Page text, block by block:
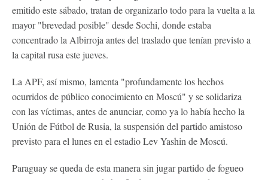
emitido este sábado, tratan de organizarlo todo para la vuelta a la
mayor "brevedad posible" desde Sochi, donde estaba
concentrado la Albirroja antes del traslado que tenían previsto a
la capital rusa este jueves.
La APF, así mismo, lamenta "profundamente los hechos
ocurridos de público conocimiento en Moscú" y se solidariza
con las víctimas, antes de anunciar, como ya lo había hecho la
Unión de Fútbol de Rusia, la suspensión del partido amistoso
previsto para el lunes en el estadio Lev Yashin de Moscú.
Paraguay se queda de esta manera sin jugar partido de fogueo